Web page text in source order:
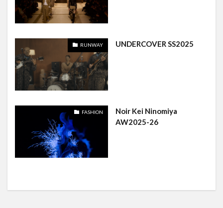
RUNWAY UNDERCOVER SS2025
FASHION
Noir Kei Ninomiya
AW2025-26